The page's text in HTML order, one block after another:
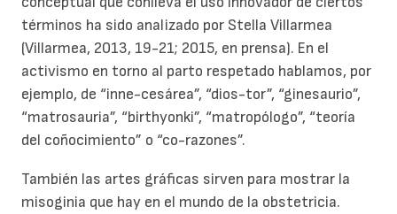
términos ha sido analizado por Stella Villarmea
(Villarmea, 2013, 19-21; 2015, en prensa). En el
activismo en torno al parto respetado hablamos, por
ejemplo, de “inne-cesárea”, “dios-tor”, “ginesaurio”,
“matrosauria”, “birthyonki”, “matropólogo”, “teoría
del coñocimiento” o “co-razones”.
También las artes gráficas sirven para mostrar la
misoginia que hay en el mundo de la obstetricia.